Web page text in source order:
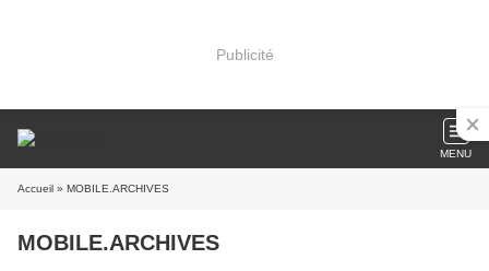
Publicité
MENU
Accueil » MOBILE.ARCHIVES
MOBILE.ARCHIVES